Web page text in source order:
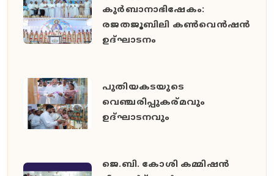
കുർബാനാഭിഷേകം:
രജതജൂബിലി കൺവെൻഷൻ
ഉദ്ഘാടനം
പുതിയകടയുടെ
വെഞ്ചരിപ്പുകര്മവും
ഉദ്‌ഘാടനവും
ജെ.ബി. കോശി കമ്മിഷൻ